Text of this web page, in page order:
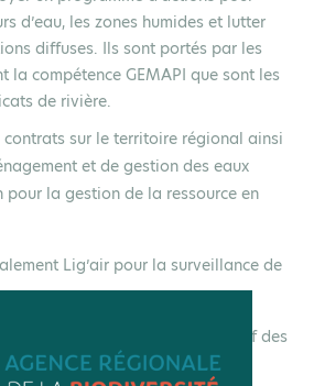
d’eau, les zones humides et lutter
diffuses. Ils sont portés par les
la compétence GEMAPI que sont les
de rivière.
sur le territoire régional ainsi
et de gestion des eaux
la gestion de la ressource en
Lig’air pour la surveillance de
éducation
: à travers le dispositif des
la Région souhaite favoriser